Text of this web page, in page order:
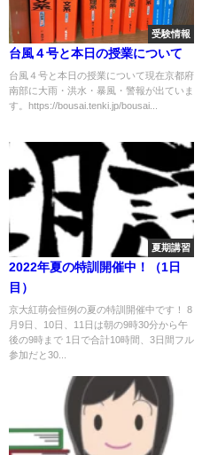
受験情報
台風４号と本日の授業について
台風４号と本日の授業について現在京都府
南部に大雨・洪水・暴風・警報が出ていま
す。https://bousai.tenki.jp/bousai...
夏期講習
2022年夏の特訓開催中！（1日
目）
京大紅萌会恒例の夏の特訓開催中です！ 8
月9日、10日、11日は朝の9時30分から午
後の9時まで 1日で合計10時間、3日間フル
参加だと30...